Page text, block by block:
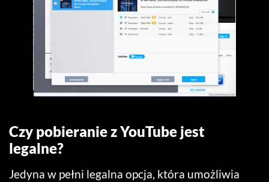
Czy pobieranie z YouTube jest
legalne?
Jedyna w pełni legalna opcja, która umożliwia